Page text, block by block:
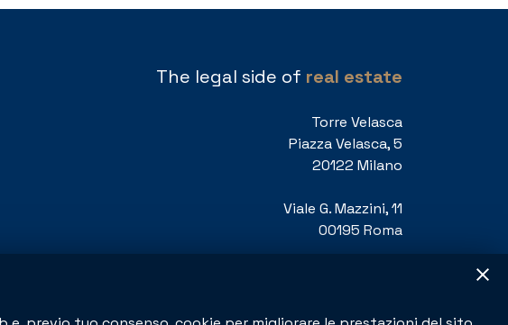
The legal side of real estate
Torre Velasca
Piazza Velasca, 5
20122 Milano
Viale G. Mazzini, 11
00195 Roma